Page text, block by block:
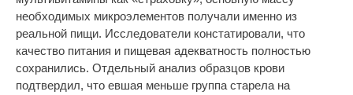
необходимых микроэлементов получали именно из
реальной пищи. Исследователи констатировали, что
качество питания и пищевая адекватность полностью
сохранились. Отдельный анализ образцов крови
подтвердил, что евшая меньше группа старела на